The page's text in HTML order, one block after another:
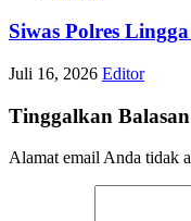
Siwas Polres
Juli 16, 2026 Editor
Tinggalkan Balasan
Alamat email Anda tidak